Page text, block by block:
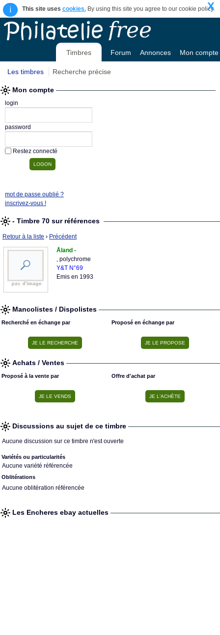
i This site uses cookies.By using this site you agree to our cookie policy.
X
Timbres Forum Annonces Mon compte
Les timbres Recherche précise
Mon compte
login
password
Restez connecté
mot de passe oublié ?
inscrivez-vous !
- Timbre 70 sur références
Retour à la liste › Précédent
Åland -
, polychrome
Y&T N°69
Emis en 1993
Mancolistes / Dispolistes
Recherché en échange par Proposé en échange par
Achats / Ventes
Proposé à la vente par Offre d'achat par
Discussions au sujet de ce timbre
Aucune discussion sur ce timbre n'est ouverte
Variétés ou particularités
Aucune variété référencée
Oblitérations
Aucune oblitération référencée
Les Encheres ebay actuelles